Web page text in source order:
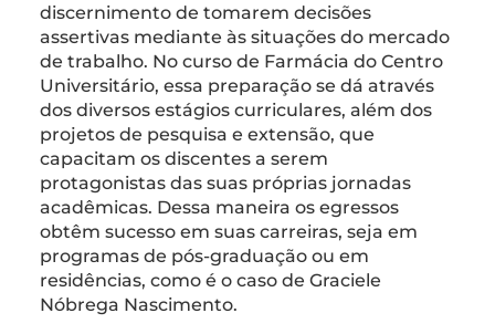
discernimento de tomarem decisões
assertivas mediante às situações do mercado
de trabalho. No curso de Farmácia do Centro
Universitário, essa preparação se dá através
dos diversos estágios curriculares, além dos
projetos de pesquisa e extensão, que
capacitam os discentes a serem
protagonistas das suas próprias jornadas
acadêmicas. Dessa maneira os egressos
obtêm sucesso em suas carreiras, seja em
programas de pós-graduação ou em
residências, como é o caso de Graciele
Nóbrega Nascimento.